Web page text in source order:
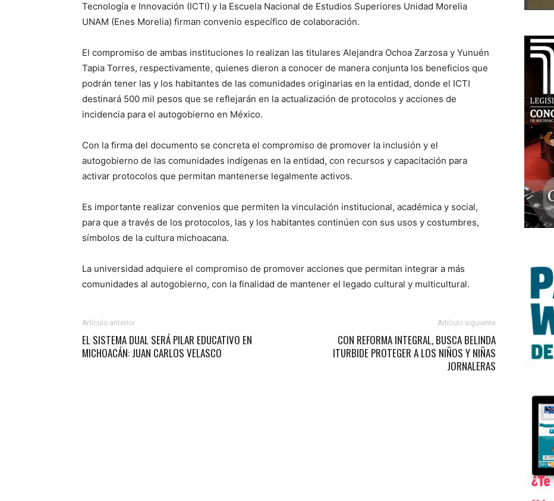
Tecnología e Innovación (ICTI) y la Escuela Nacional de Estudios Superiores Unidad Morelia
UNAM (Enes Morelia) firman convenio específico de colaboración.
El compromiso de ambas instituciones lo realizan las titulares Alejandra Ochoa Zarzosa y Yunuén
Tapia Torres, respectivamente, quienes dieron a conocer de manera conjunta los beneficios que
podrán tener las y los habitantes de las comunidades originarias en la entidad, donde el ICTI
destinará 500 mil pesos que se reflejarán en la actualización de protocolos y acciones de
incidencia para el autogobierno en México.
Con la firma del documento se concreta el compromiso de promover la inclusión y el
autogobierno de las comunidades indígenas en la entidad, con recursos y capacitación para
activar protocolos que permitan mantenerse legalmente activos.
Es importante realizar convenios que permiten la vinculación institucional, académica y social,
para que a través de los protocolos, las y los habitantes continúen con sus usos y costumbres,
símbolos de la cultura michoacana.
La universidad adquiere el compromiso de promover acciones que permitan integrar a más
comunidades al autogobierno, con la finalidad de mantener el legado cultural y multicultural.
Artículo anterior
EL SISTEMA DUAL SERÁ PILAR EDUCATIVO EN
MICHOACÁN: JUAN CARLOS VELASCO
Artículo siguiente
CON REFORMA INTEGRAL, BUSCA BELINDA
ITURBIDE PROTEGER A LOS NIÑOS Y NIÑAS
JORNALERAS